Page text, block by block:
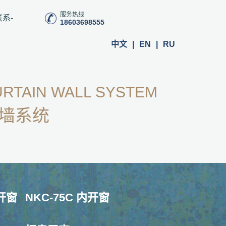
系- 服务热线
18603698555
中文 EN RU
WALL SYSTEM
系统
窗 NKC-75C 内开窗